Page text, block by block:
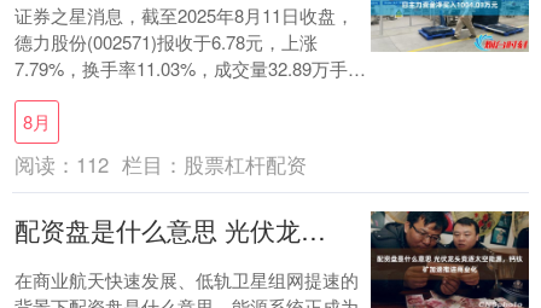
证券之星消息，截至2025年8月11日收盘，
德力股份(002571)报收于6.78元，上涨
7.79%，换手率11.03%，成交量32.89万手，
成交额2.21亿....
8月
阅读： 112 栏目： 股票杠杆配资
配资盘是什么意思 光伏龙头竞逐太空能源，钙钛矿加速推进商业化
在商业航天快速发展、低轨卫星组网提速的